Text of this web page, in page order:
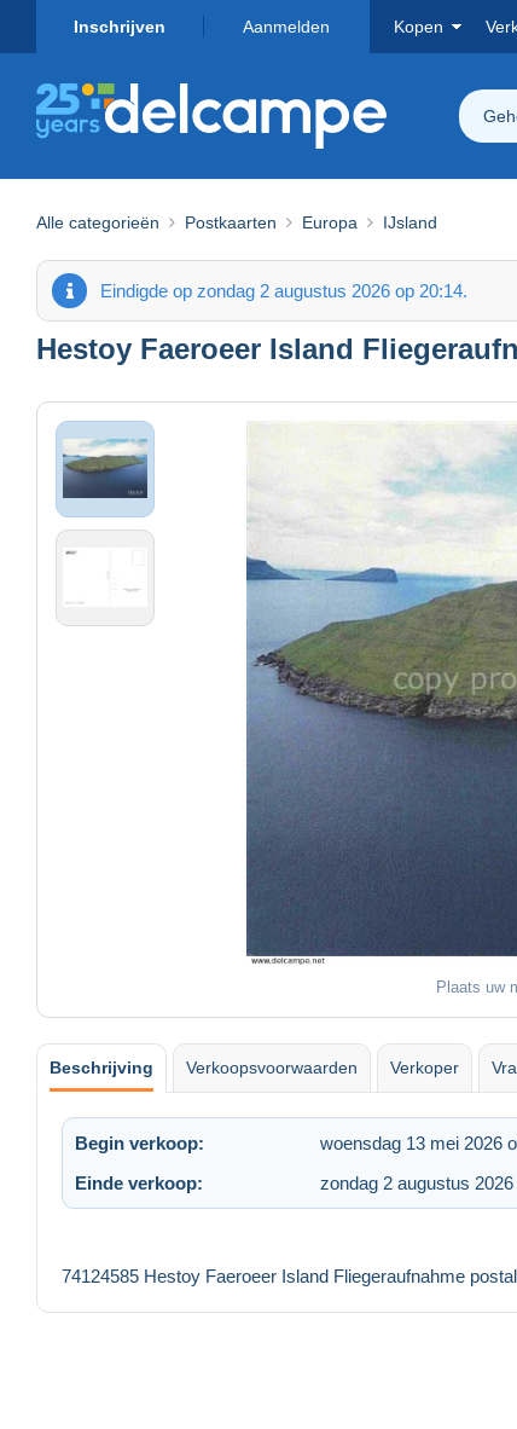
Inschrijven Aanmelden Kopen
Alle categorieën Postkaarten Europa IJsland
Eindigde op zondag 2 augustus 2026 op 20:14.
Hestoy Faeroeer Island
Plaats uw
Beschrijving Verkoopsvoorwaarden Verkoper
Begin verkoop: woensdag 13 mei 2026
Einde verkoop:
zondag 2 augustus
74124585 Hestoy Faeroeer Island Fliegeraufnahme